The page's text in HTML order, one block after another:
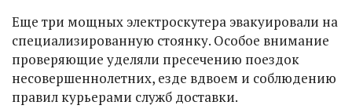
Еще три мощных электроскутера эвакуировали на
специализированную стоянку. Особое внимание
проверяющие уделяли пресечению поездок
несовершеннолетних, езде вдвоем и соблюдению
правил курьерами служб доставки.